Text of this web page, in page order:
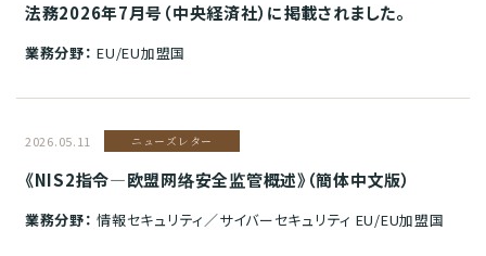
法務2026年7月号（中央経済社）に掲載されました。
業務分野： EU/EU加盟国
2026.05.11 ニューズレター
《NIS2指令—欧盟网络安全监管概述》（簡体中文版）
業務分野： 情報セキュリティ／サイバーセキュリティ EU/EU加盟国